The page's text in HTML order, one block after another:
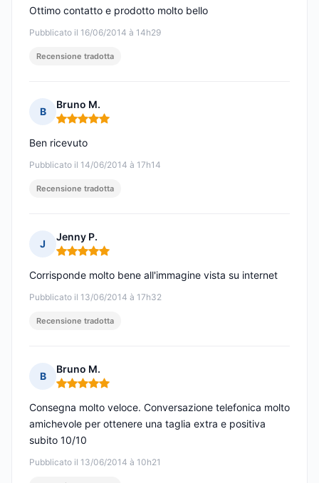
Pubblicato il 16/06/2014 à 14h29
Ottimo contatto e prodotto molto bello
Recensione tradotta
B
Bruno M.
Nota: 5 su 5
Pubblicato il 14/06/2014 à 17h14
Ben ricevuto
Recensione tradotta
J
Jenny P.
Nota: 5 su 5
Pubblicato il 13/06/2014 à 17h32
Corrisponde molto bene all'immagine vista su internet
Recensione tradotta
B
Bruno M.
Nota: 5 su 5
Pubblicato il 13/06/2014 à 10h21
Consegna molto veloce. Conversazione telefonica molto
amichevole per ottenere una taglia extra e positiva
subito 10/10